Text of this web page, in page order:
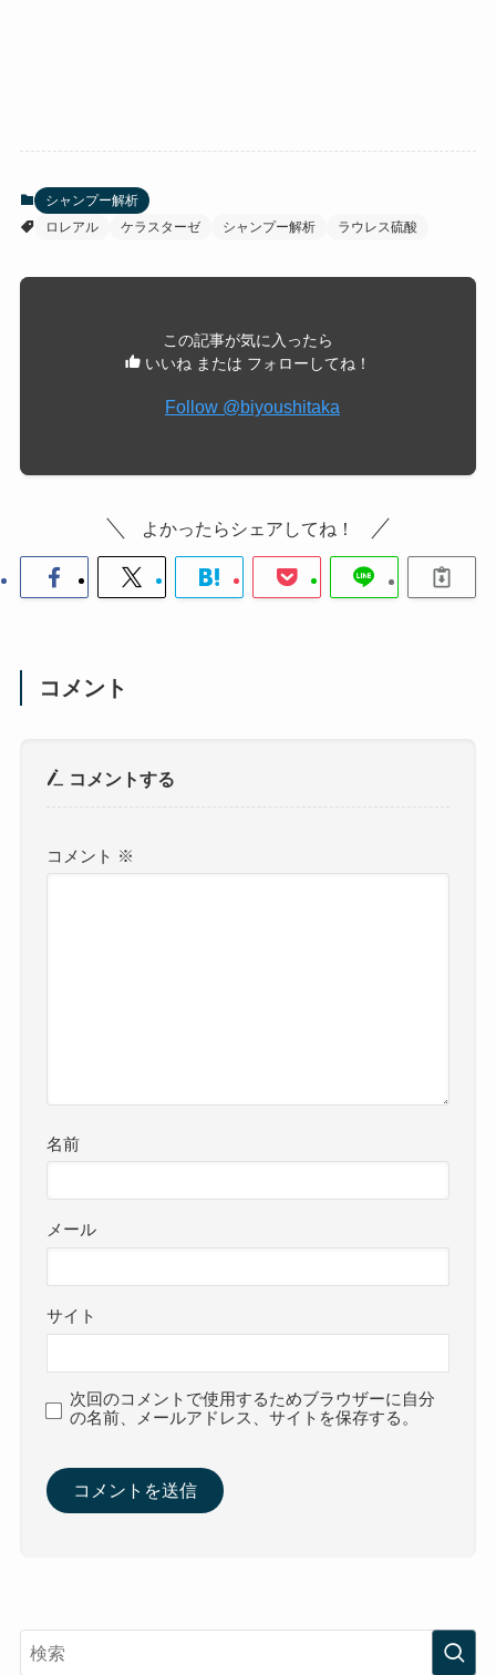
シャンプー解析
ロレアル
ケラスターゼ シャンプー解析 ラウレス硫酸
この記事が気に入ったら
いいね または フォローしてね！
Follow @biyoushitaka
よかったらシェアしてね！
コメント
コメントする
コメント ※
名前
メール
サイト
次回のコメントで使用するためブラウザーに自分
の名前、メールアドレス、サイトを保存する。